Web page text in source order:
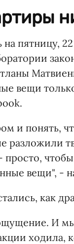
пятницу,
вещи
и понять,
разложили
чтобы
вещи", -
как
И
ходила,